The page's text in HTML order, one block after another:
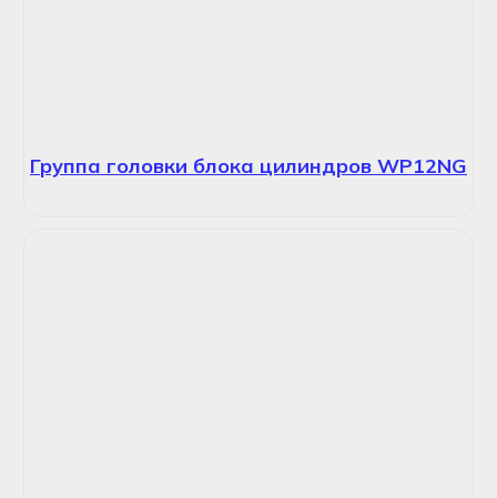
Группа головки блока цилиндров WP12NG